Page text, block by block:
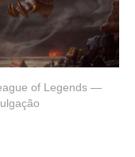
of Legends —